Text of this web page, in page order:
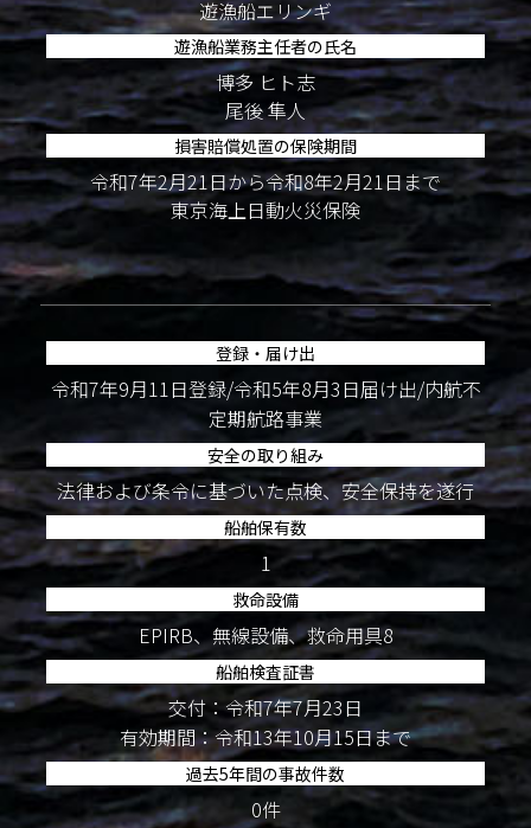
遊漁船エリンギ
遊漁船業務主任者の氏名
博多 ヒト志
尾後 隼人
損害賠償処置の保険期間
令和7年2月21日から令和8年2月21日まで
東京海上日動火災保険
登録・届け出
令和7年9月11日登録/令和5年8月3日届け出/内航不
定期航路事業
安全の取り組み
法律および条令に基づいた点検、安全保持を遂行
船舶保有数
1
救命設備
EPIRB、無線設備、救命用具8
船舶検査証書
交付：令和7年7月23日
有効期間：令和13年10月15日まで
過去5年間の事故件数
0件